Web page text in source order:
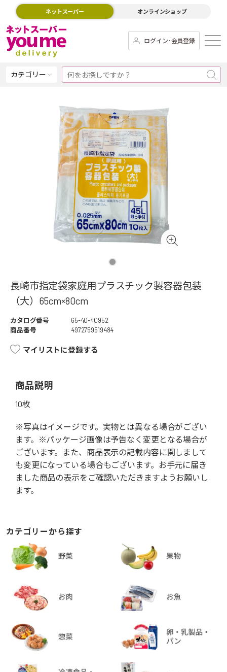
ネットスーパー オンラインショップ
ログイン･会員登録
カテゴリー
長崎市指定袋家庭用プラスチック製容器包装
（大）65cm×80cm
カタログ番号
65-40-40952
商品番号
4972759519484
マイリストに登録する
商品説明
10枚
※写真はイメージです。実物とは異なる場合がござい
ます。※パッケージ画像は予告なく変更となる場合が
ございます。また、商品表示の記載内容に関しまして
も変更になっている場合もございます。お手元に届き
ました商品の表示をご確認いただきますようお願いし
ます。
カテゴリーから探す